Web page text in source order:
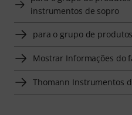
instrumentos de sopro
para o grupo de
Mostrar Informações do
Thomann Instrumentos